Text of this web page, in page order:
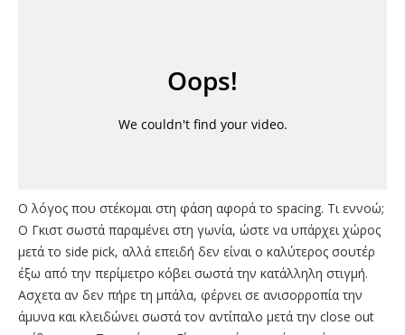
O λόγος που στέκομαι στη φάση αφορά το spacing. Τι εννοώ;
Ο Γκιστ σωστά παραμένει στη γωνία, ώστε να υπάρχει χώρος
μετά το side pick, αλλά επειδή δεν είναι ο καλύτερος σουτέρ
έξω από την περίμετρο κόβει σωστά την κατάλληλη στιγμή.
Ασχετα αν δεν πήρε τη μπάλα, φέρνει σε ανισορροπία την
άμυνα και κλειδώνει σωστά τον αντίπαλο μετά την close out